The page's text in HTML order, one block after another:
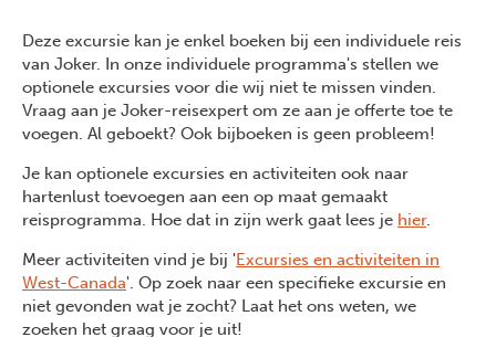
Deze excursie kan je enkel boeken bij een individuele reis
van Joker. In onze individuele programma's stellen we
optionele excursies voor die wij niet te missen vinden.
Vraag aan je Joker-reisexpert om ze aan je offerte toe te
voegen. Al geboekt? Ook bijboeken is geen probleem!
Je kan optionele excursies en activiteiten ook naar
hartenlust toevoegen aan een op maat gemaakt
reisprogramma. Hoe dat in zijn werk gaat lees je hier.
Meer activiteiten vind je bij 'Excursies en activiteiten in
West-Canada'. Op zoek naar een specifieke excursie en
niet gevonden wat je zocht? Laat het ons weten, we
zoeken het graag voor je uit!